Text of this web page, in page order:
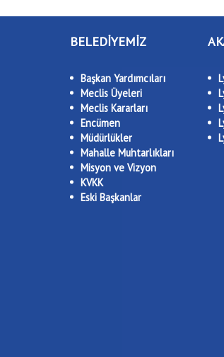
BELEDİYEMİZ
Başkan Yardımcıları
Meclis Üyeleri
Meclis Kararları
Encümen
Müdürlükler
Mahalle Muhtarlıkları
Misyon ve Vizyon
KVKK
Eski Başkanlar